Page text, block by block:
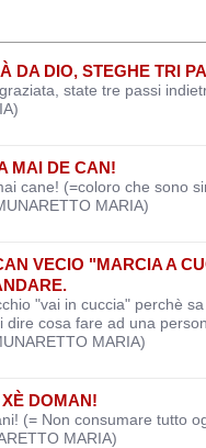
DA DIO, STEGHE TRI
state tre passi
MAI DE CAN!
cane! (=coloro che sono
MARIA)
VECIO "MARCIA A
"vai in cuccia" perchè sa
dire cosa fare ad una
MARIA)
DOMAN!
(= Non consumare tutto
MARIA)